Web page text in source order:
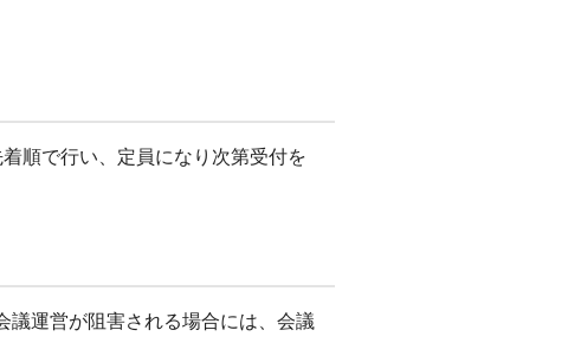
順で行い、定員になり次第受付を
議運営が阻害される場合には、会議